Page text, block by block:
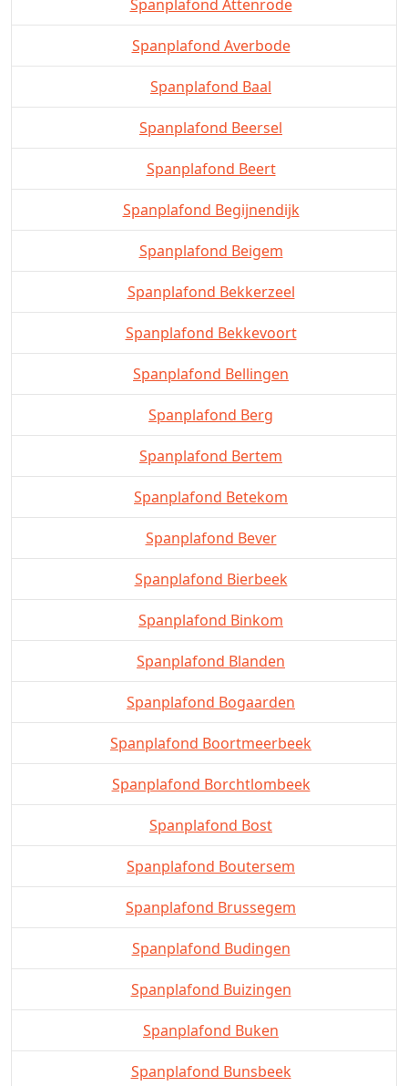
Spanplafond Attenrode
Spanplafond Averbode
Spanplafond Baal
Spanplafond Beersel
Spanplafond Beert
Spanplafond Begijnendijk
Spanplafond Beigem
Spanplafond Bekkerzeel
Spanplafond Bekkevoort
Spanplafond Bellingen
Spanplafond Berg
Spanplafond Bertem
Spanplafond Betekom
Spanplafond Bever
Spanplafond Bierbeek
Spanplafond Binkom
Spanplafond Blanden
Spanplafond Bogaarden
Spanplafond Boortmeerbeek
Spanplafond Borchtlombeek
Spanplafond Bost
Spanplafond Boutersem
Spanplafond Brussegem
Spanplafond Budingen
Spanplafond Buizingen
Spanplafond Buken
Spanplafond Bunsbeek